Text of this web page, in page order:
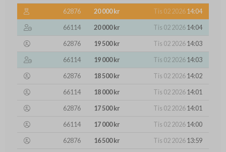
62876 20 000 kr Tis 02 202614:04
66114
20 000 kr Tis 02 202614:04
62876
19 500 kr Tis 02 202614:03
66114
19 000 kr Tis 02 202614:03
62876
18 500 kr Tis 02 202614:02
66114
18 000 kr Tis 02 202614:01
62876
17 500 kr Tis 02 202614:01
66114
17 000 kr Tis 02 202614:00
62876
16 500 kr Tis 02 202613:59